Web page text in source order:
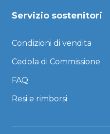
Servizio sostenitori
Condizioni di vendita
Cedola di Commissione
FAQ
Resi e rimborsi